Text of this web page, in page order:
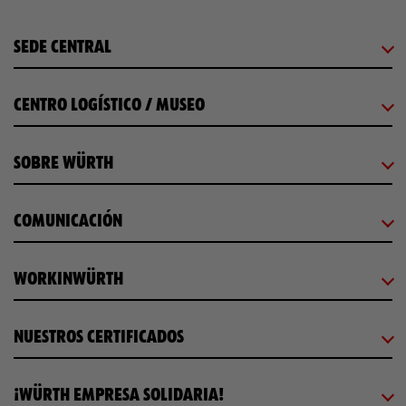
SEDE CENTRAL
CENTRO LOGÍSTICO / MUSEO
SOBRE WÜRTH
COMUNICACIÓN
WORKINWÜRTH
NUESTROS CERTIFICADOS
¡WÜRTH EMPRESA SOLIDARIA!